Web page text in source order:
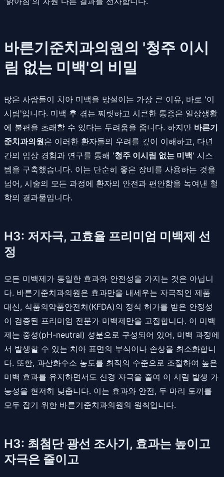
바른기준치과의원의 '청주 이시
림 없는 미백'의 비밀
많은 사람들이 치아 미백을 망설이는 가장 큰 이유, 바로 '이
시림'입니다. 미백 후 겪는 찌릿하고 시큰한 통증은 일상생활
에 불편을 초래할 수 있다는 두려움을 줍니다. 하지만 바른기
준치과의원은 이러한 환자들의 우려를 깊이 이해하고, 다년
간의 임상 경험과 연구를 통해 '청주 이시림 없는 미백' 시스
템을 구축했습니다. 이는 단순히 좋은 장비를 사용하는 것을
넘어, 시술의 모든 과정에 환자의 안전과 편안함을 녹여낸 철
학의 결과물입니다.
H3: 저자극, 고효율 프리미엄 미백제 선
정
모든 미백제가 동일한 효과와 안전성을 가지는 것은 아닙니
다. 바른기준치과의원은 효과만을 내세우는 자극적인 제품
대신, 식품의약품안전처(KFDA)의 정식 허가를 받은 안정성
이 검증된 프리미엄 전문가 미백제만을 고집합니다. 이 미백
제는 중성(pH-neutral) 성분으로 구성되어 있어, 미백 과정에
서 발생할 수 있는 치아 표면의 부식이나 손상을 최소화합니
다. 또한, 과산화수소 농도를 최적의 수준으로 조절하여 높은
미백 효과를 유지하면서도 신경 자극을 줄여 이 시림 발생 가
능성을 현저히 낮춥니다. 이는 효과와 안전, 두 마리 토끼를
모두 잡기 위한 바른기준치과의원의 원칙입니다.
H3: 최첨단 광선 조사기, 효과는 높이고
자극은 줄이고